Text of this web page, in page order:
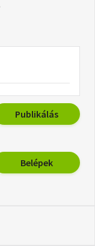
Publikálás
Belépek